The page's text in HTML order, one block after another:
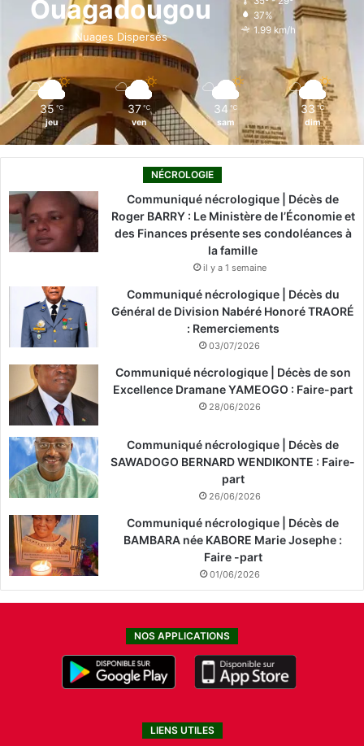
o
k
i
n
r
Ouagadougou
Nuages Dispersés
37%
1.99 km/h
35 ℃
jeu
37 ℃
ven
34 ℃
sam
33 ℃
dim
NÉCROLOGIE
Communiqué nécrologique | Décès de
Roger BARRY : Le Ministère de l’Économie et
des Finances présente ses condoléances à
la famille
il y a 1 semaine
Communiqué nécrologique | Décès du
Général de Division Nabéré Honoré TRAORÉ
: Remerciements
03/07/2026
Communiqué nécrologique | Décès de son
Excellence Dramane YAMEOGO : Faire-part
28/06/2026
Communiqué nécrologique | Décès de
SAWADOGO BERNARD WENDIKONTE : Faire-
part
26/06/2026
Communiqué nécrologique | Décès de
BAMBARA née KABORE Marie Josephe :
Faire -part
01/06/2026
NOS APPLICATIONS
LIENS UTILES